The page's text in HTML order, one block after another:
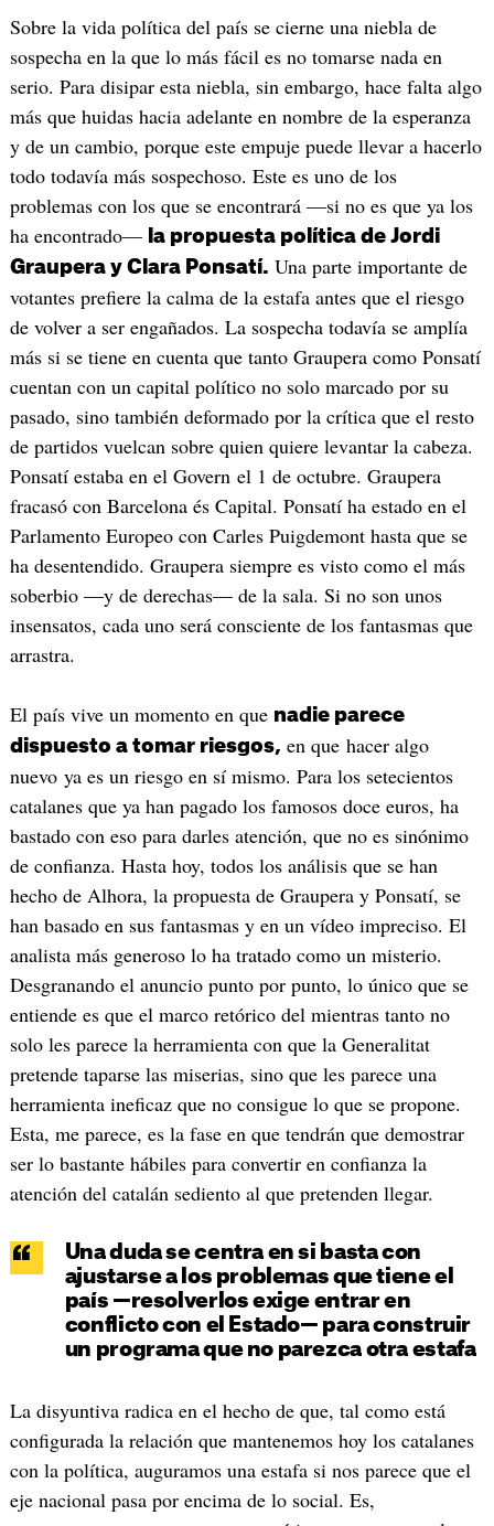
Sobre la vida política del país se cierne una niebla de
sospecha en la que lo más fácil es no tomarse nada en
serio. Para disipar esta niebla, sin embargo, hace falta algo
más que huidas hacia adelante en nombre de la esperanza
y de un cambio, porque este empuje puede llevar a hacerlo
todo todavía más sospechoso. Este es uno de los
problemas con los que se encontrará —si no es que ya los
ha encontrado— la propuesta política de Jordi
Graupera y Clara Ponsatí. Una parte importante de
votantes prefiere la calma de la estafa antes que el riesgo
de volver a ser engañados. La sospecha todavía se amplía
más si se tiene en cuenta que tanto Graupera como Ponsatí
cuentan con un capital político no solo marcado por su
pasado, sino también deformado por la crítica que el resto
de partidos vuelcan sobre quien quiere levantar la cabeza.
Ponsatí estaba en el Govern el 1 de octubre. Graupera
fracasó con Barcelona és Capital. Ponsatí ha estado en el
Parlamento Europeo con Carles Puigdemont hasta que se
ha desentendido. Graupera siempre es visto como el más
soberbio —y de derechas— de la sala. Si no son unos
insensatos, cada uno será consciente de los fantasmas que
arrastra.
El país vive un momento en que nadie parece
dispuesto a tomar riesgos, en que hacer algo
nuevo ya es un riesgo en sí mismo. Para los setecientos
catalanes que ya han pagado los famosos doce euros, ha
bastado con eso para darles atención, que no es sinónimo
de confianza. Hasta hoy, todos los análisis que se han
hecho de Alhora, la propuesta de Graupera y Ponsatí, se
han basado en sus fantasmas y en un vídeo impreciso. El
analista más generoso lo ha tratado como un misterio.
Desgranando el anuncio punto por punto, lo único que se
entiende es que el marco retórico del mientras tanto no
solo les parece la herramienta con que la Generalitat
pretende taparse las miserias, sino que les parece una
herramienta ineficaz que no consigue lo que se propone.
Esta, me parece, es la fase en que tendrán que demostrar
ser lo bastante hábiles para convertir en confianza la
atención del catalán sediento al que pretenden llegar.
Una duda se centra en si basta con
ajustarse a los problemas que tiene el
país —resolverlos exige entrar en
conflicto con el Estado— para construir
un programa que no parezca otra estafa
La disyuntiva radica en el hecho de que, tal como está
configurada la relación que mantenemos hoy los catalanes
con la política, auguramos una estafa si nos parece que el
eje nacional pasa por encima de lo social. Es,